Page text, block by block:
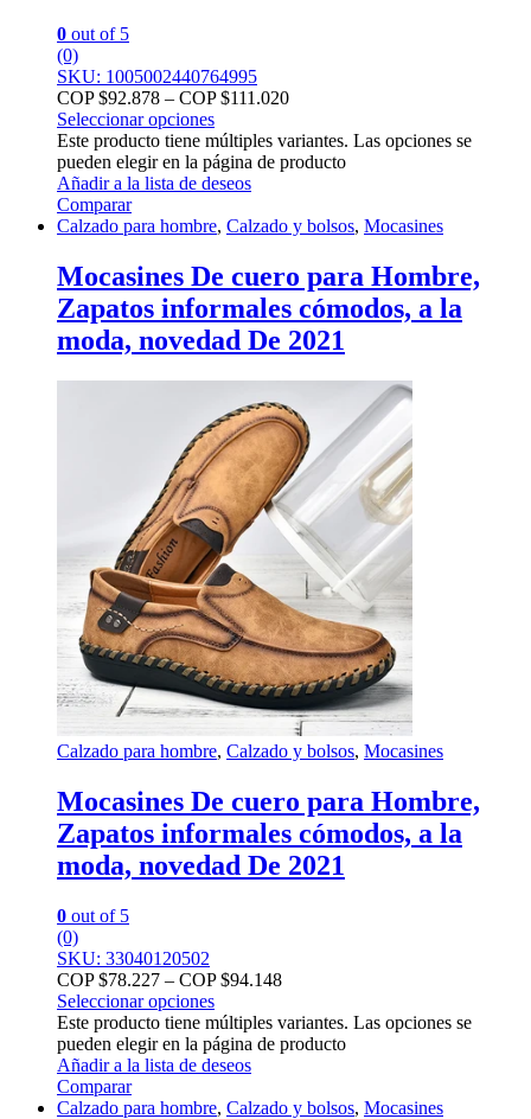
0 out of 5
(0)
SKU: 1005002440764995
COP $92.878 – COP $111.020
Seleccionar opciones
Este producto tiene múltiples variantes. Las opciones se
pueden elegir en la página de producto
Añadir a la lista de deseos
Comparar
Calzado para hombre, Calzado y bolsos, Mocasines
Mocasines De cuero para Hombre,
Zapatos informales cómodos, a la
moda, novedad De 2021
Calzado para hombre, Calzado y bolsos, Mocasines
Mocasines De cuero para Hombre,
Zapatos informales cómodos, a la
moda, novedad De 2021
0 out of 5
(0)
SKU: 33040120502
COP $78.227 – COP $94.148
Seleccionar opciones
Este producto tiene múltiples variantes. Las opciones se
pueden elegir en la página de producto
Añadir a la lista de deseos
Comparar
Calzado para hombre, Calzado y bolsos, Mocasines